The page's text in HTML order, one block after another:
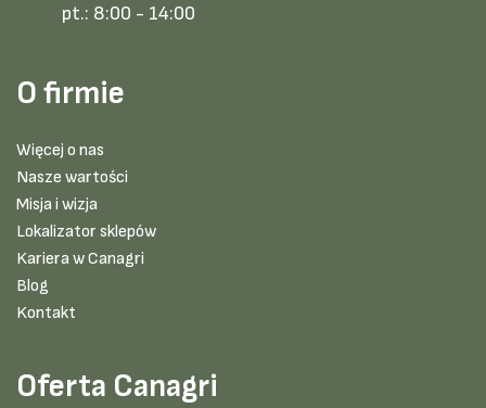
pt.: 8:00 - 14:00
O firmie
Więcej o nas
Nasze wartości
Misja i wizja
Lokalizator sklepów
Kariera w Canagri
Blog
Kontakt
Oferta Canagri